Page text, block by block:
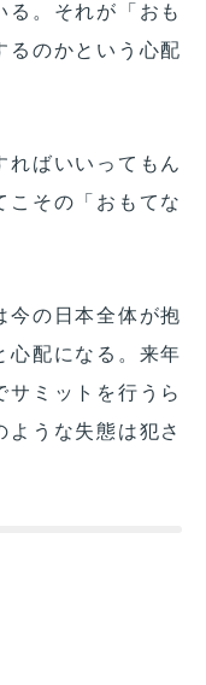
る。それが「おも
るのかという心配
ればいいってもん
こその「おもてな
今の日本全体が抱
心配になる。来年
サミットを行うら
ような失態は犯さ